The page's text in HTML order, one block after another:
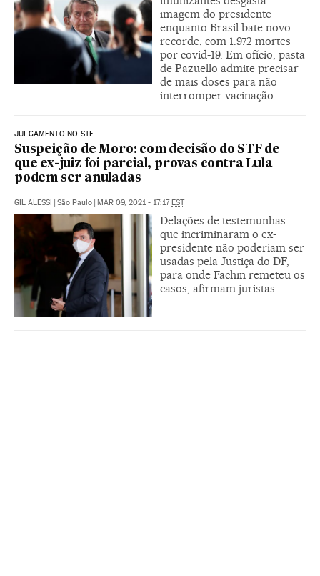
imagem do presidente
enquanto Brasil bate novo
recorde, com 1.972 mortes
por covid-19. Em ofício, pasta
de Pazuello admite precisar
de mais doses para não
interromper vacinação
JULGAMENTO NO STF
Suspeição de Moro: com decisão do STF de
que ex-juiz foi parcial, provas contra Lula
podem ser anuladas
GIL ALESSI São Paulo MAR 09, 2021 - 17:17 EST
Delações de testemunhas
que incriminaram o ex-
presidente não poderiam ser
usadas pela Justiça do DF,
para onde Fachin remeteu os
casos, afirmam juristas